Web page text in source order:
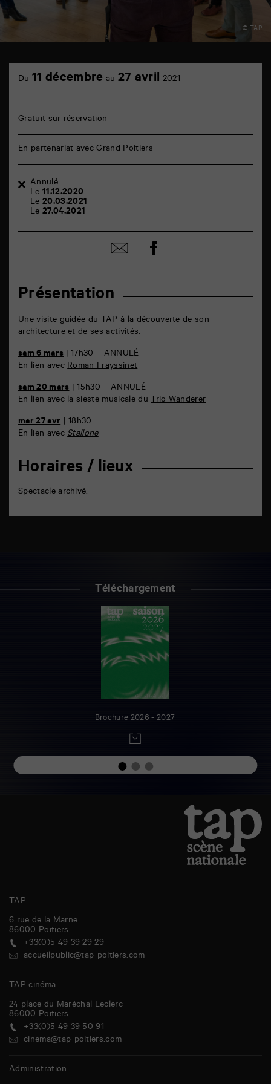
© TAP
Marne
Poitiers
Présentation
Une visite guidée du TAP à la découverte de son
architecture et de ses activités.
sam 6 mars | 17h30 – ANNULÉ
En lien avecRoman Frayssinet
sam 20 mars| 15h30 – ANNULÉ
En lien avec la sieste musicale duTrio Wanderer
mar 27 avr
| 18h30
En lien avecStallone
Horaires / lieux
Spectacle archivé.
Du 11 décembre au 27 avril 2021
Gratuit sur réservation
En partenariat avec Grand Poitiers
Annulé
Le 11.12.2020
Le 20.03.2021
Le 27.04.2021
Partager
par
Partager
sur
Téléchargement
Brochure 2026 - 2027
TAP
6 rue de la Marne
86000 Poitiers
+33(0)5 49 39 29 29
accueilpublic@tap-poitiers.com
TAP cinéma
24 place du Maréchal Leclerc
86000 Poitiers
+33(0)5 49 39 50 91
cinema@tap-poitiers.com
Administration